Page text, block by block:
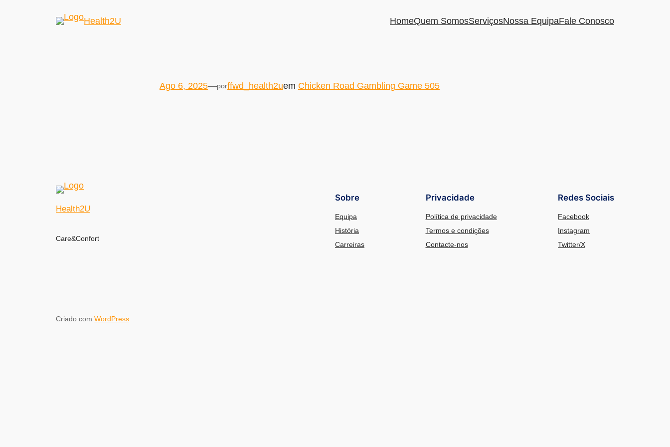
Health2U HomeQuem SomosServiçosNossa EquipaFale Conosco
Ago 6, 2025—porffwd_health2uem Chicken Road Gambling Game 505
Health2U
Care&Confort
Sobre
Equipa
História
Carreiras
Privacidade
Política de privacidade
Termos e condições
Contacte-nos
Redes Sociais
Facebook
Instagram
Twitter/X
Criado com WordPress